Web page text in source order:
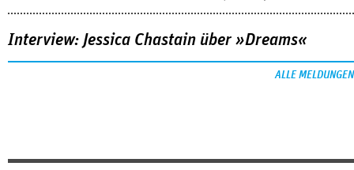
Interview: Jessica Chastain über »Dreams«
ALLE MELDUNGEN